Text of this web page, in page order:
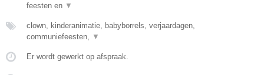
feesten en ▼
clown, kinderanimatie, babyborrels, verjaardagen,
communiefeesten, ▼
Er wordt gewerkt op afspraak.